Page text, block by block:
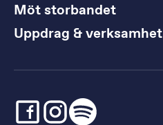
Möt storbandet
Uppdrag & verksamhet